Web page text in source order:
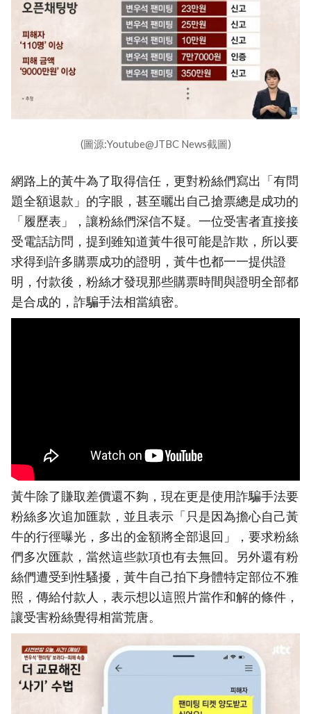
(圖源:Youtube@JTBC News截圖)
網路上的黃牛為了取得信任，更對粉絲們寫出「有問
題全額退款」的字眼，甚至曬出自己搶票總是成功的
「履歷表」，讓粉絲們深信不疑。一位受害者直接接
受電話訪問，提到雖知道黃牛很可能是詐欺，所以要
求得到許多購票成功的證明，黃牛也都一一提供證
明，付款後，粉絲才發現那些購票時間與證明全部都
是合成的，詐騙手法相當縝密。
黃牛除了賺取差價還不夠，現在更是使用詐騙手法要
粉絲多次追加匯款，並且表示「只是因為擔心自己黃
牛的行徑曝光，多出的金額將全部退回」，要求粉絲
們多次匯款，當然這些款項也有去無回。另外還有粉
絲們遭受到性騷擾，黃牛自己拍下身體特定部位不雅
照，傳給付款人，表示想以這照片當作和解的條件，
讓受害粉絲覺得相當荒唐。